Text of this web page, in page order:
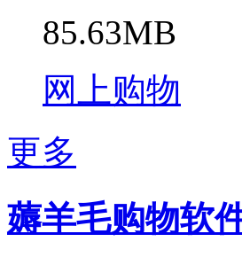
85.63MB
网上购物
更多
薅羊毛购物软